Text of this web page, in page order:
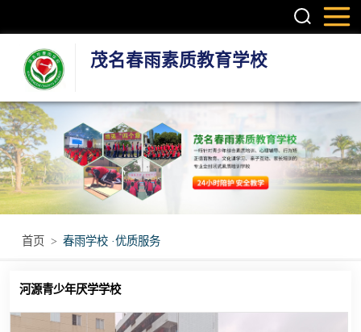
茂名春雨素质教育学校
首页 > 春雨学校 ·优质服务
河源青少年厌学学校
叛逆孩子学校
学生厌学学校
孩子厌学学校
青少年厌学学校